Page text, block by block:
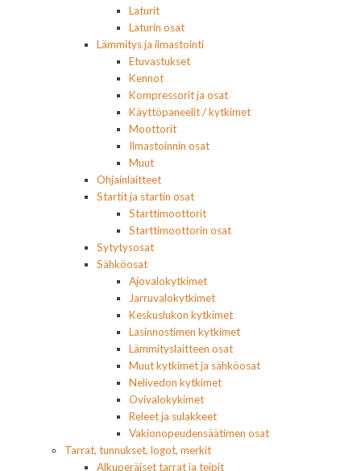
Laturit
Laturin osat
Lämmitys ja ilmastointi
Etuvastukset
Kennot
Kompressorit ja osat
Käyttöpaneelit / kytkimet
Moottorit
Ilmastoinnin osat
Muut
Ohjainlaitteet
Startit ja startin osat
Starttimoottorit
Starttimoottorin osat
Sytytysosat
Sähköosat
Ajovalokytkimet
Jarruvalokytkimet
Keskuslukon kytkimet
Lasinnostimen kytkimet
Lämmityslaitteen osat
Muut kytkimet ja sähköosat
Nelivedon kytkimet
Ovivalokykimet
Releet ja sulakkeet
Vakionopeudensäätimen osat
Tarrat, tunnukset, logot, merkit
Alkuperäiset tarrat ja teipit